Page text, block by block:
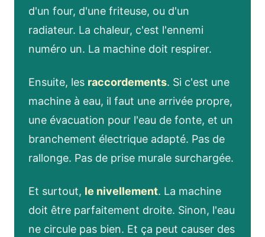
d'un four, d'une friteuse, ou d'un
radiateur. La chaleur, c'est l'ennemi
numéro un. La machine doit respirer.
Ensuite, les raccordements. Si c'est une
machine à eau, il faut une arrivée propre,
une évacuation pour l'eau de fonte, et un
branchement électrique adapté. Pas de
rallonge. Pas de prise murale surchargée.
Et surtout, le nivellement. La machine
doit être parfaitement droite. Sinon, l'eau
ne circule pas bien. Et ça peut causer des